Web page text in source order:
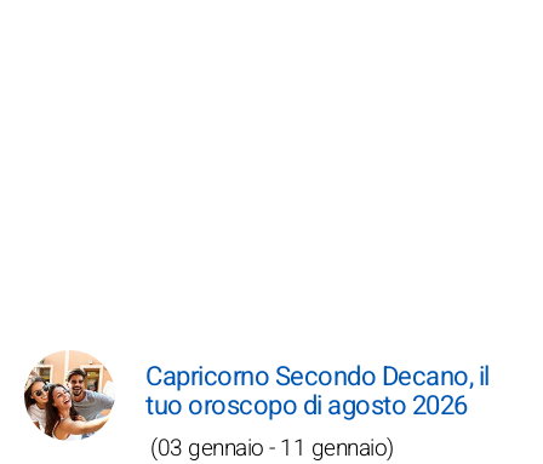
Capricorno Secondo Decano, il
tuo oroscopo di agosto 2026
(03 gennaio - 11 gennaio)